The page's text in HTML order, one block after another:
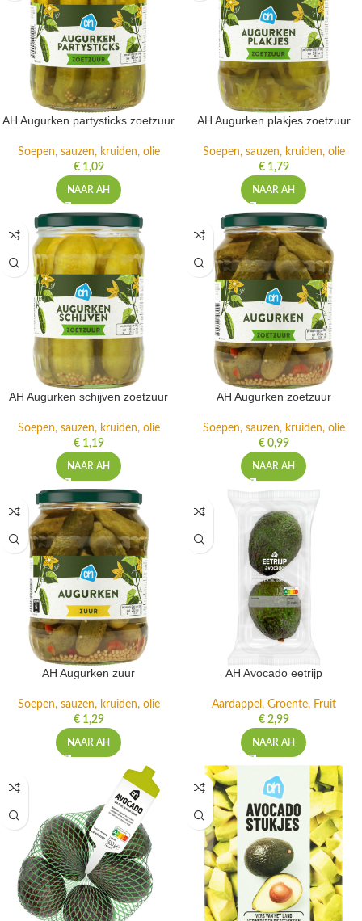
AH Augurken partysticks zoetzuur
Soepen, sauzen, kruiden, olie
€1,09
NAAR AH
AH Augurken plakjes zoetzuur
Soepen, sauzen, kruiden, olie
€1,79
NAAR AH
AH Augurken schijven zoetzuur
Soepen, sauzen, kruiden, olie
€1,19
NAAR AH
AH Augurken zoetzuur
Soepen, sauzen, kruiden, olie
€0,99
NAAR AH
AH Augurken zuur
Soepen, sauzen, kruiden, olie
€1,29
NAAR AH
AH Avocado eetrijp
Aardappel, Groente, Fruit
€2,99
NAAR AH